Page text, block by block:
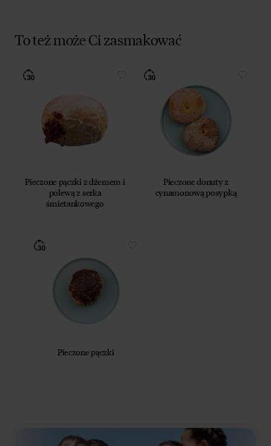
To też może Ci zasmakować
Pieczone pączki z dżemem i
polewą z serka
śmietankowego
Pieczone donuty z
cynamonową posypką
Pieczone pączki